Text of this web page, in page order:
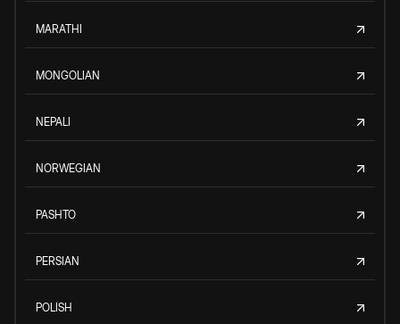
MARATHI
MONGOLIAN
NEPALI
NORWEGIAN
PASHTO
PERSIAN
POLISH